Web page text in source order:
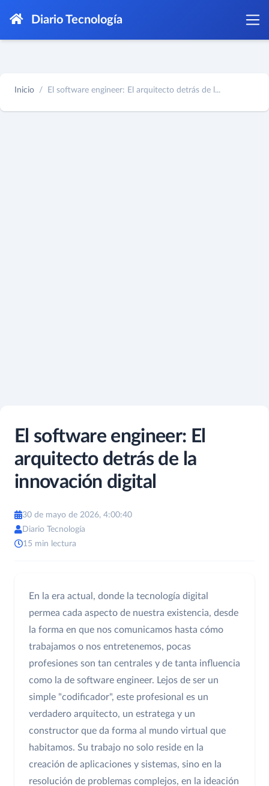
Diario Tecnología
Inicio El software engineer: El arquitecto detrás de l...
El software engineer: El
arquitecto detrás de la
innovación digital
30 de mayo de 2026, 4:00:40
Diario Tecnología
15 min lectura
En la era actual, donde la tecnología digital
permea cada aspecto de nuestra existencia, desde
la forma en que nos comunicamos hasta cómo
trabajamos o nos entretenemos, pocas
profesiones son tan centrales y de tanta influencia
como la de software engineer. Lejos de ser un
simple "codificador", este profesional es un
verdadero arquitecto, un estratega y un
constructor que da forma al mundo virtual que
habitamos. Su trabajo no solo reside en la
creación de aplicaciones y sistemas, sino en la
resolución de problemas complejos, en la ideación